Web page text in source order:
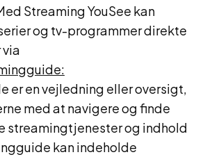
Streaming YouSee kan
og tv-programmer direkte
er en vejledning eller oversigt,
med at navigere og finde
streamingtjenester og indhold
kan indeholde